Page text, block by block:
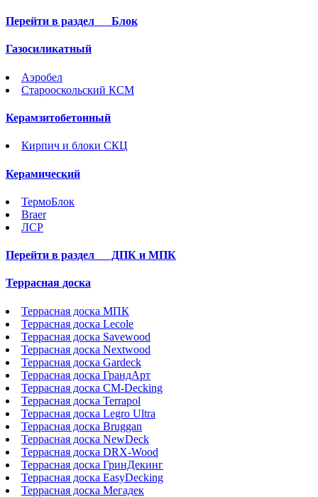
Перейти в раздел Блок
Газосиликатный
Аэробел
Старооскольский КСМ
Керамзитобетонный
Кирпич и блоки СКЦ
Керамический
ТермоБлок
Braer
ЛСР
Перейти в раздел ДПК и МПК
Террасная доска
Террасная доска МПК
Террасная доска Lecole
Террасная доска Savewood
Террасная доска Nextwood
Террасная доска Gardeck
Террасная доска ГрандАрт
Террасная доска CM-Decking
Террасная доска Terrapol
Террасная доска Legro Ultra
Террасная доска Bruggan
Террасная доска NewDeck
Террасная доска DRX-Wood
Террасная доска ГринДекинг
Террасная доска EasyDecking
Террасная доска Мегадек